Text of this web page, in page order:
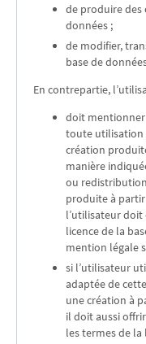
de produire des
données ;
de modifier,
base de
En contrepartie,
doit mentionner
toute utilisation
création
manière
ou
produite à
l’utilisateur
licence de la
mention légale
si l’utilisateur
adaptée de
une création à
il doit aussi
les termes de la